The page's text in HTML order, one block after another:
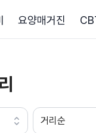
요양매거진
거리순